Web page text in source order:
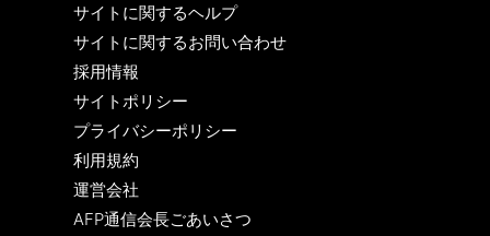
サイトに関するヘルプ
サイトに関するお問い合わせ
採用情報
サイトポリシー
プライバシーポリシー
利用規約
運営会社
AFP通信会長ごあいさつ